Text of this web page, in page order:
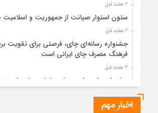
2 هفته قبل
ستون استوار صیانت از جمهوریت و اسلامیت
2 هفته قبل
جشنواره رسانه‌ای چای، فرصتی برای تقویت
فرهنگ مصرف چای ایرانی است
3 هفته قبل
جشنواره ملی چای، حمایت از لاهیجان یا
3 هفته قبل
اخبار مهم